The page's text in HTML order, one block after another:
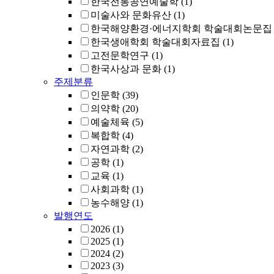
미술사와 문화유산 (1)
한국해양환경·에너지학회 학술대회논문집
한국생애학회 학술대회자료집 (1)
고전문학연구 (1)
한국사상과 문화 (1)
주제분류
인문학 (39)
의약학 (20)
예술체육 (5)
복합학 (4)
자연과학 (2)
공학 (1)
교육 (1)
사회과학 (1)
농수해양 (1)
발행연도
2026 (1)
2025 (1)
2024 (2)
2023 (3)